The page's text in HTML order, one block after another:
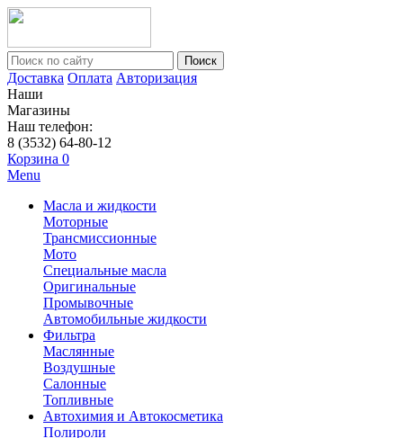
Поиск
Доставка Оплата Авторизация
Наши
Магазины
Наш телефон:
8 (3532) 64-80-12
Корзина 0
Menu
Масла и жидкости
Моторные
Трансмиссионные
Мото
Специальные масла
Оригинальные
Промывочные
Автомобильные жидкости
Фильтра
Маслянные
Воздушные
Салонные
Топливные
Автохимия и Автокосметика
Полироли